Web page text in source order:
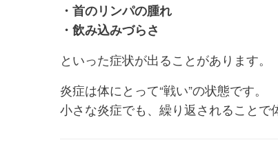
・首のリンパの腫れ
・飲み込みづらさ
といった症状が出ることがあります。
炎症は体にとって“戦い”の状態です。
小さな炎症でも、繰り返されること